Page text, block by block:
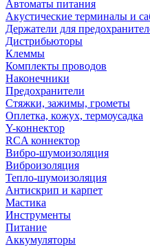
Автоматы питания
Акустические терминалы и
Держатели для
Дистрибьюторы
Клеммы
Комплекты проводов
Наконечники
Предохранители
Стяжки, зажимы, грометы
Оплетка, кожух, термоусадка
Y-коннектор
RCA коннектор
Вибро-шумоизоляция
Виброизоляция
Тепло-шумоизоляция
Антискрип и карпет
Мастика
Инструменты
Питание
Аккумуляторы